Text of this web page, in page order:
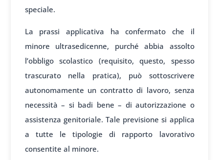
speciale.
La prassi applicativa ha confermato che il
minore ultrasedicenne, purché abbia assolto
l’obbligo scolastico (requisito, questo, spesso
trascurato nella pratica), può sottoscrivere
autonomamente un contratto di lavoro, senza
necessità – si badi bene – di autorizzazione o
assistenza genitoriale. Tale previsione si applica
a tutte le tipologie di rapporto lavorativo
consentite al minore.